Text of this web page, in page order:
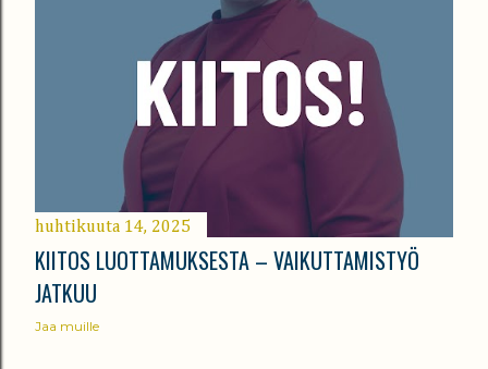
huhtikuuta 14, 2025
KIITOS LUOTTAMUKSESTA – VAIKUTTAMISTYÖ
JATKUU
Jaa muille